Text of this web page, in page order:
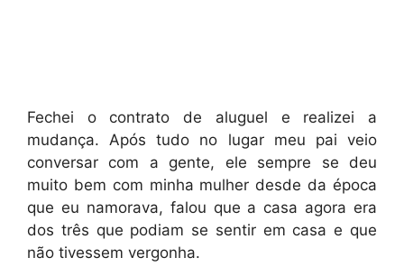
Fechei o contrato de aluguel e realizei a
mudança. Após tudo no lugar meu pai veio
conversar com a gente, ele sempre se deu
muito bem com minha mulher desde da época
que eu namorava, falou que a casa agora era
dos três que podiam se sentir em casa e que
não tivessem vergonha.